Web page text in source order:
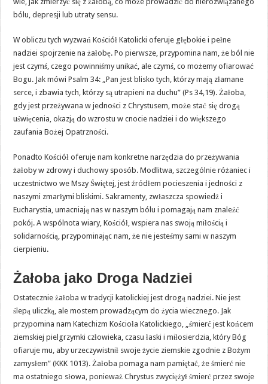
bólu, depresji lub utraty sensu.
W obliczu tych wyzwań Kościół Katolicki oferuje głębokie i pełne
nadziei spojrzenie na żałobę. Po pierwsze, przypomina nam, że ból nie
jest czymś, czego powinniśmy unikać, ale czymś, co możemy ofiarować
Bogu. Jak mówi Psalm 34: „Pan jest blisko tych, którzy mają złamane
serce, i zbawia tych, którzy są utrapieni na duchu” (Ps 34,19). Żałoba,
gdy jest przeżywana w jedności z Chrystusem, może stać się drogą
uświęcenia, okazją do wzrostu w cnocie nadziei i do większego
zaufania Bożej Opatrzności.
Ponadto Kościół oferuje nam konkretne narzędzia do przeżywania
żałoby w zdrowy i duchowy sposób. Modlitwa, szczególnie różaniec i
uczestnictwo we Mszy Świętej, jest źródłem pocieszenia i jedności z
naszymi zmarłymi bliskimi. Sakramenty, zwłaszcza spowiedź i
Eucharystia, umacniają nas w naszym bólu i pomagają nam znaleźć
pokój. A wspólnota wiary, Kościół, wspiera nas swoją miłością i
solidarnością, przypominając nam, że nie jesteśmy sami w naszym
cierpieniu.
Żałoba jako Droga Nadziei
Ostatecznie żałoba w tradycji katolickiej jest drogą nadziei. Nie jest
ślepą uliczką, ale mostem prowadzącym do życia wiecznego. Jak
przypomina nam Katechizm Kościoła Katolickiego, „śmierć jest końcem
ziemskiej pielgrzymki człowieka, czasu łaski i miłosierdzia, który Bóg
ofiaruje mu, aby urzeczywistnił swoje życie ziemskie zgodnie z Bożym
zamysłem” (KKK 1013). Żałoba pomaga nam pamiętać, że śmierć nie
ma ostatniego słowa, ponieważ Chrystus zwyciężył śmierć przez swoje